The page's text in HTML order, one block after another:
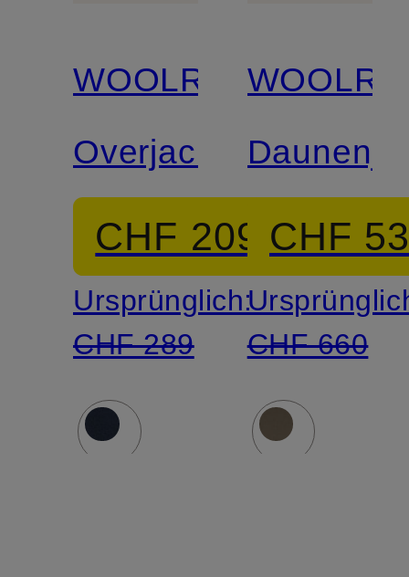
WOOLRICH
Overjacket
CHF 209
Ursprünglich:
CHF 289
CHF
CHF 660